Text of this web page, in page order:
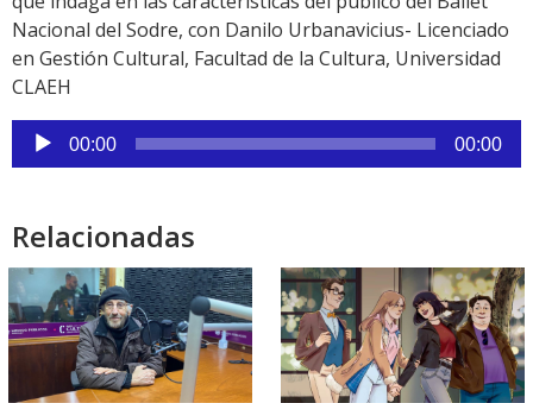
Nacional del Sodre, con Danilo Urbanavicius- Licenciado
en Gestión Cultural, Facultad de la Cultura, Universidad
CLAEH
Reproductor
de
00:00 00:00
Relacionadas